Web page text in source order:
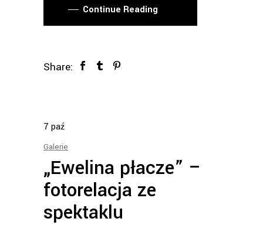
Continue Reading
Share:
7 paź
Galerie
„Ewelina płacze” –
fotorelacja ze
spektaklu